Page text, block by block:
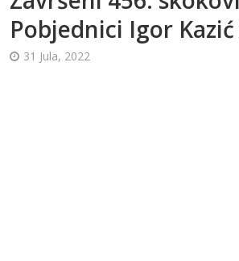
Pobjednici Igor
31 Jula, 2022